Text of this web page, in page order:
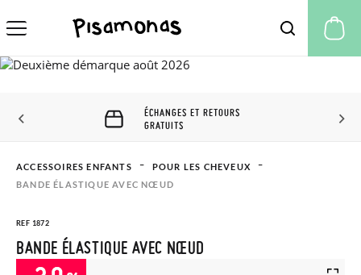
ÉCHANGES ET RETOURS
GRATUITS
ACCESSOIRES ENFANTS
POUR LES CHEVEUX
BANDE ÉLASTIQUE AVEC NŒUD
REF 1872
BANDE ÉLASTIQUE AVEC NŒUD